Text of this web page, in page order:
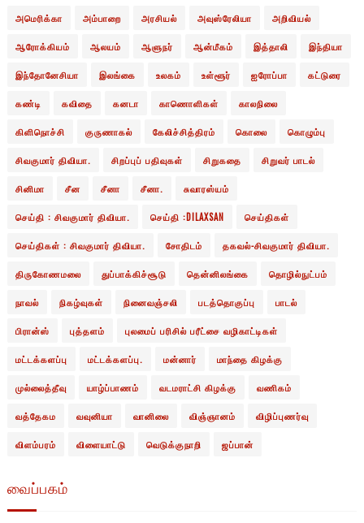
அமெரிக்கா அம்பாறை அரசியல் அவுஸ்ரேலியா அறிவியல்
ஆரோக்கியம் ஆலயம் ஆளுநர் ஆன்மீகம் இத்தாலி இந்தியா
இந்தோனேசியா இலங்கை உலகம் உள்ளூர் ஐரோப்பா கட்டுரை
கண்டி கவிதை கனடா காணொளிகள் காலநிலை
கிளிநொச்சி குருணாகல் கேலிச்சித்திரம் கொலை கொழும்பு
சிவகுமார் திவியா. சிறப்புப் பதிவுகள் சிறுகதை சிறுவர் பாடல்
சினிமா சீன சீனா சீனா. சுவாரஸ்யம்
செய்தி : சிவகுமார் திவியா. செய்தி :DILAXSAN செய்திகள்
செய்திகள் : சிவகுமார் திவியா. சோதிடம் தகவல்-சிவகுமார் திவியா.
திருகோணமலை துப்பாக்கிச்சூடு தென்னிலங்கை தொழில்நுட்பம்
நாவல் நிகழ்வுகள் நினைவஞ்சலி படத்தொகுப்பு பாடல்
பிரான்ஸ் புத்தளம் புலமைப் பரிசில் பரீட்சை வழிகாட்டிகள்
மட்டக்களப்பு மட்டக்களப்பு. மன்னார் மாந்தை கிழக்கு
முல்லைத்தீவு யாழ்ப்பாணம் வடமராட்சி கிழக்கு வணிகம்
வத்தேகம வவுனியா வானிலை விஞ்ஞானம் விழிப்புணர்வு
விளம்பரம் விளையாட்டு வெடுக்குநாறி ஜப்பான்
வைப்பகம்